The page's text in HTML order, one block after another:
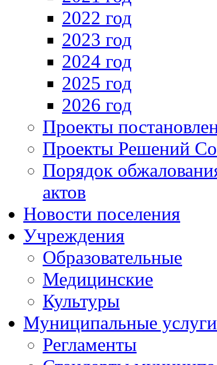
2022 год
2023 год
2024 год
2025 год
2026 год
Проекты
Проекты Решений
Порядок
актов
Новости поселения
Учреждения
Образовательные
Медицинские
Культуры
Муниципальные услуги
Регламенты